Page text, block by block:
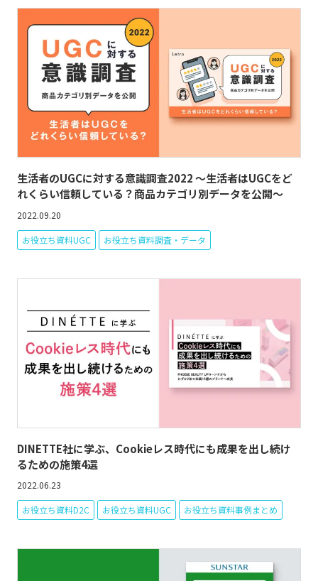
生活者のUGCに対する意識調査2022 ～生活者はUGCをど
れくらい信頼している？商品カテゴリ別データを公開～
2022.09.20
お役立ち資料UGC お役立ち資料調査・データ
DINETTE社に学ぶ、Cookieレス時代にも成果を出し続け
るための施策4選
2022.06.23
お役立ち資料D2C お役立ち資料UGC お役立ち資料事例まとめ